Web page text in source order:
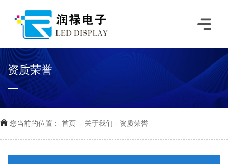
资质荣誉
您当前的位置： 首页 - 关于我们 - 资质荣誉